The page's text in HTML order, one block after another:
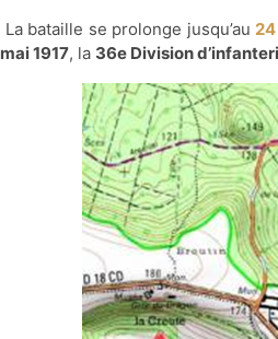
La bataille se prolonge jusqu’au 24
mai 1917, la 36e Division